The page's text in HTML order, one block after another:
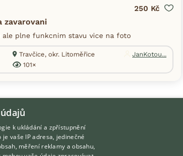
zavarovani
250 Kč
ale plne funkcnim stavu vice na foto
Travčice, okr. Litoměřice
JanKotou...
101×
k ukládání a zpřístupnění
vaše IP adresa, jedinečné
měření reklamy a obsahu,